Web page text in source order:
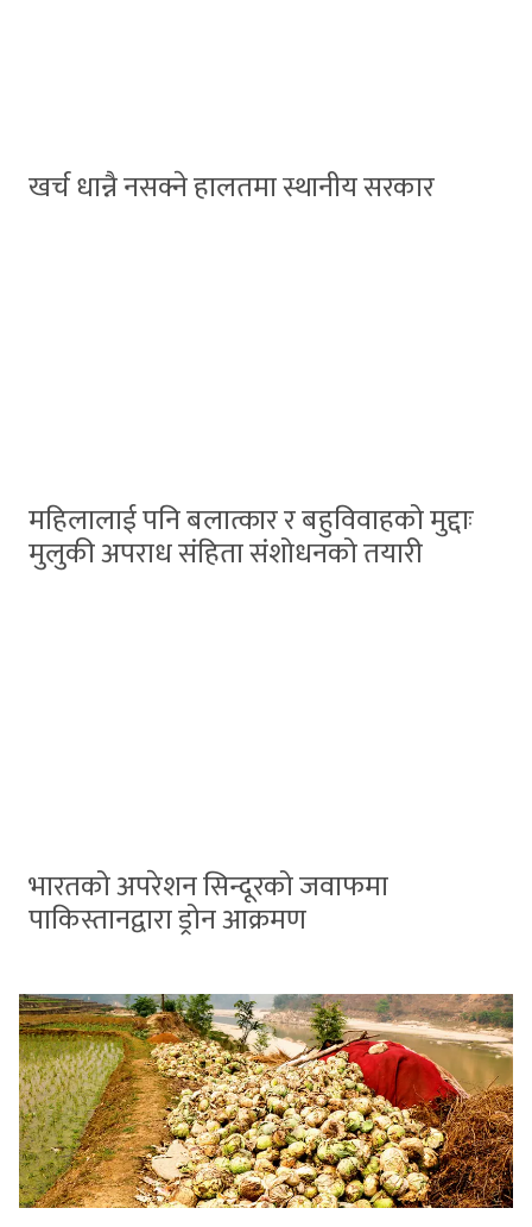
खर्च धान्नै नसक्ने हालतमा स्थानीय सरकार
महिलालाई पनि बलात्कार र बहुविवाहको मुद्दाः
मुलुकी अपराध संहिता संशोधनको तयारी
भारतको अपरेशन सिन्दूरको जवाफमा
पाकिस्तानद्वारा ड्रोन आक्रमण